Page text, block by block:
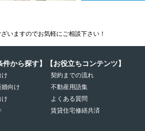
いますのでお気軽にご相談下さい！
件から探す】
け
向け
け
【お役立ちコンテンツ】
契約までの流れ
不動産用語集
よくある質問
賃貸住宅修繕共済